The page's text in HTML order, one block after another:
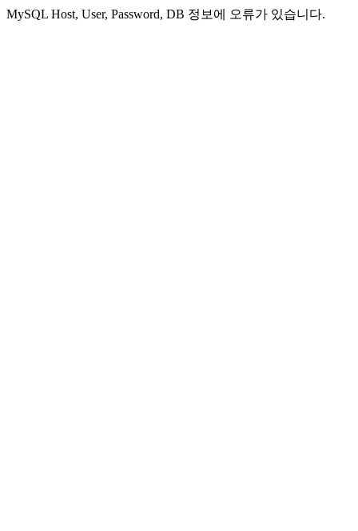
MySQL Host, User, Password, DB 정보에 오류가 있습니다.